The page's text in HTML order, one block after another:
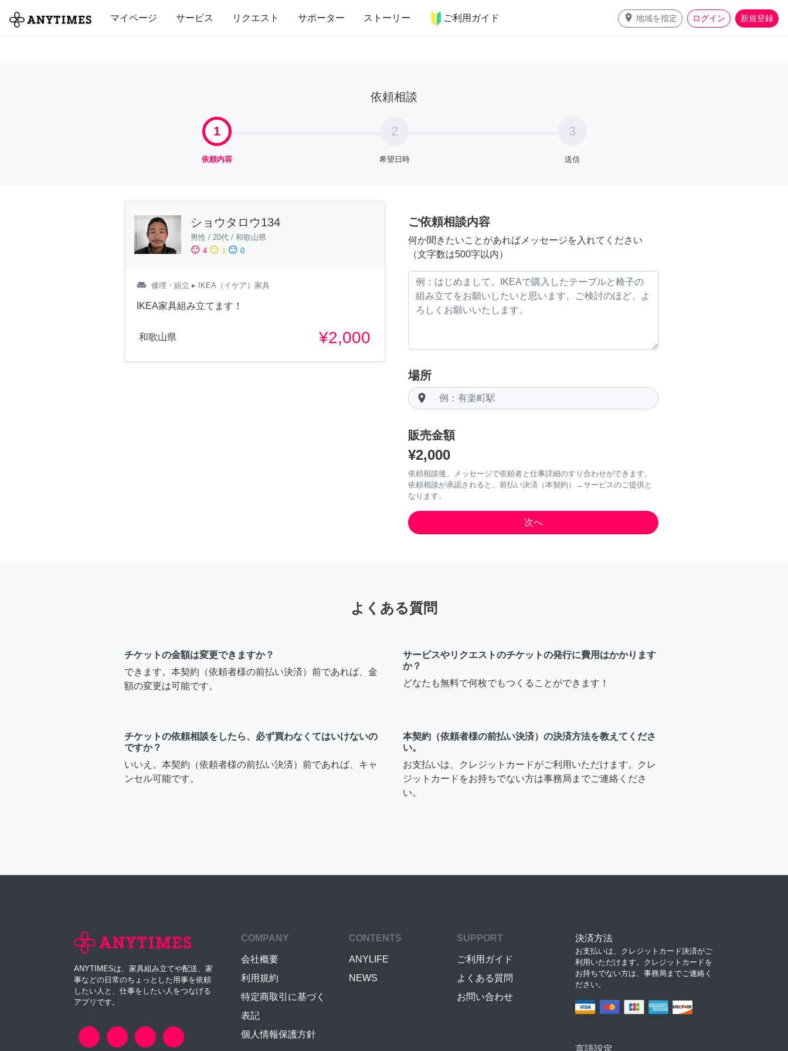
マイページ サービス リクエスト サポーター ストーリー ご利用ガイド place 地域を指定 ログイン 新規登録
全て 修理・組立 家事 引っ越し インテリア 趣味・習い事 ペット 料理
依頼相談
1
依頼内容
2
希望日時
3
送信
ショウタロウ134
男性 / 20代 / 和歌山県
sentiment_satisfied 4 sentiment_neutral 1 sentiment_dissatisfied 0
weekend 修理・組立 ▸ IKEA（イケア）家具
IKEA家具組み立てます！
和歌山県 ¥2,000
ご依頼相談内容
何か聞きたいことがあればメッセージを入れてください
（文字数は500字以内）
場所
room
販売金額
¥2,000
依頼相談後、メッセージで依頼者と仕事詳細のすり合わせができます。
依頼相談が承認されると、前払い決済（本契約）→サービスのご提供と
なります。
よくある質問
チケットの金額は変更できますか？
できます。本契約（依頼者様の前払い決済）前であれば、金
額の変更は可能です。
サービスやリクエストのチケットの発行に費用はかかります
か？
どなたも無料で何枚でもつくることができます！
チケットの依頼相談をしたら、必ず買わなくてはいけないの
ですか？
いいえ。本契約（依頼者様の前払い決済）前であれば、キャ
ンセル可能です。
本契約（依頼者様の前払い決済）の決済方法を教えてくださ
い。
お支払いは、クレジットカードがご利用いただけます。クレ
ジットカードをお持ちでない方は事務局までご連絡くださ
い。
ANYTIMESは、家具組み立てや配送、家
事などの日常のちょっとした用事を依頼
したい人と、仕事をしたい人をつなげる
アプリです。
COMPANY
会社概要
利用規約
特定商取引に基づく
表記
個人情報保護方針
CONTENTS
ANYLIFE
NEWS
SUPPORT
ご利用ガイド
よくある質問
お問い合わせ
決済方法
お支払いは、クレジットカード決済がご
利用いただけます。クレジットカードを
お持ちでない方は、事務局までご連絡く
ださい。
言語設定